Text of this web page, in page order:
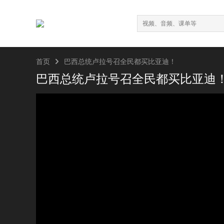
首页  巴西总统卢拉号召全民都买比亚迪！
巴西总统卢拉号召全民都买比亚迪！